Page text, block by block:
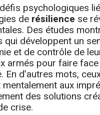
psychologiques
de résilience se
Des études
qui développent un
et de contrôle de
armés pour faire
En d’autres mots,
aux
des solutions
crise.